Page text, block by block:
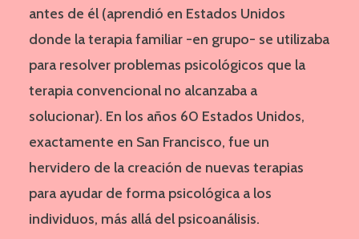
antes de él (aprendió en Estados Unidos
donde la terapia familiar -en grupo- se utilizaba
para resolver problemas psicológicos que la
terapia convencional no alcanzaba a
solucionar). En los años 60 Estados Unidos,
exactamente en San Francisco, fue un
hervidero de la creación de nuevas terapias
para ayudar de forma psicológica a los
individuos, más allá del psicoanálisis.